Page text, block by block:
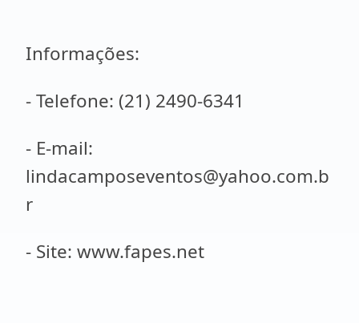
Informações:
- Telefone: (21) 2490-6341
- E-mail:
lindacamposeventos@yahoo.com.b
r
- Site: www.fapes.net